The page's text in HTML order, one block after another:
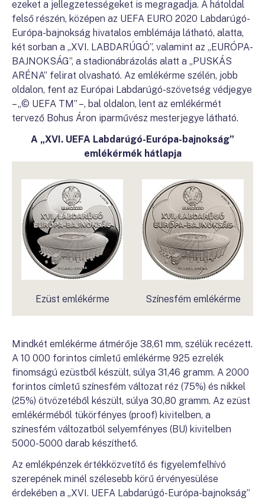
ezeket a jellegzetességeket is megragadja. A hátoldal
felső részén, középen az UEFA EURO 2020 Labdarúgó-
Európa-bajnokság hivatalos emblémája látható, alatta,
két sorban a „XVI. LABDARÚGÓ”, valamint az „EURÓPA-
BAJNOKSÁG”, a stadionábrázolás alatt a „PUSKÁS
ARÉNA” felirat olvasható. Az emlékérme szélén, jobb
oldalon, fent az Európai Labdarúgó-szövetség védjegye
– „© UEFA TM” –, bal oldalon, lent az emlékérmét
tervező Bohus Áron iparművész mesterjegye látható.
A „XVI. UEFA Labdarúgó-Európa-bajnokság”
emlékérmék hátlapja
Ezüst emlékérme Színesfém emlékérme
Mindkét emlékérme átmérője 38,61 mm, szélük recézett.
A 10 000 forintos címletű emlékérme 925 ezrelék
finomságú ezüstből készült, súlya 31,46 gramm. A 2000
forintos címletű színesfém változat réz (75%) és nikkel
(25%) ötvözetéből készült, súlya 30,80 gramm. Az ezüst
emlékérméből tükörfényes (proof) kivitelben, a
színesfém változatból selyemfényes (BU) kivitelben
5000-5000 darab készíthető.
Az emlékpénzek értékközvetítő és figyelemfelhívó
szerepének minél szélesebb körű érvényesülése
érdekében a „XVI. UEFA Labdarúgó-Európa-bajnokság”